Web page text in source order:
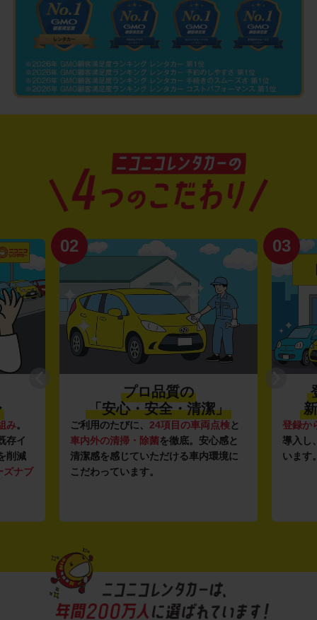
み。
存イ
削減
ズナブ
02
プロ品質の
「安心・安全・清潔」
ご利用のたびに、 24項目の車両点検と
車内外の清掃・除菌を徹底。安心感と
清潔感を感じていただける車内環境に
こだわっています。
03
登録か
導入し
います